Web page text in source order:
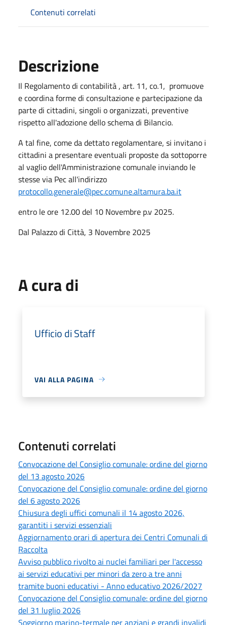
Contenuti correlati
Descrizione
Il Regolamento di contabilità , art. 11, co.1, promuove
e coordina forme di consultazione e partecipazione da
parte di cittadini, singoli o organizzati, preventive
rispetto all'adozione dello schema di Bilancio.
A tal fine, come da dettato regolamentare, si invitano i
cittadini a presentare eventuali proposte da sottoporre
al vaglio dell'Amministrazione comunale inviando le
stesse via Pec all'indirizzo
protocollo.generale@pec.comune.altamura.ba.it
entro le ore 12.00 del 10 Novembre p.v 2025.
Dal Palazzo di Città, 3 Novembre 2025
A cura di
Ufficio di Staff
VAI ALLA PAGINA
Contenuti correlati
Convocazione del Consiglio comunale: ordine del giorno
del 13 agosto 2026
Convocazione del Consiglio comunale: ordine del giorno
del 6 agosto 2026
Chiusura degli uffici comunali il 14 agosto 2026,
garantiti i servizi essenziali
Aggiornamento orari di apertura dei Centri Comunali di
Raccolta
Avviso pubblico rivolto ai nuclei familiari per l'accesso
ai servizi educativi per minori da zero a tre anni
tramite buoni educativi - Anno educativo 2026/2027
Convocazione del Consiglio comunale: ordine del giorno
del 31 luglio 2026
Soggiorno marino-termale per anziani e grandi invalidi